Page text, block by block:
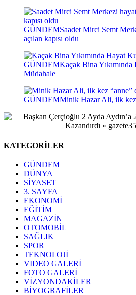
GÜNDEMSaadet Mirci Semt
açılan kapısı oldu
GÜNDEMKaçak Bina
Müdahale
GÜNDEMMinik Hazar Ali, ilk kez
KATEGORİLER
GÜNDEM
DÜNYA
SİYASET
3. SAYFA
EKONOMİ
EĞİTİM
MAGAZİN
OTOMOBİL
SAĞLIK
SPOR
TEKNOLOJİ
VIDEO GALERİ
FOTO GALERİ
VİZYONDAKİLER
BİYOGRAFİLER